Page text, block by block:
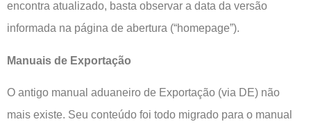
encontra atualizado, basta observar a data da versão
informada na página de abertura (“homepage”).
Manuais de Exportação
O antigo manual aduaneiro de Exportação (via DE) não
mais existe. Seu conteúdo foi todo migrado para o manual